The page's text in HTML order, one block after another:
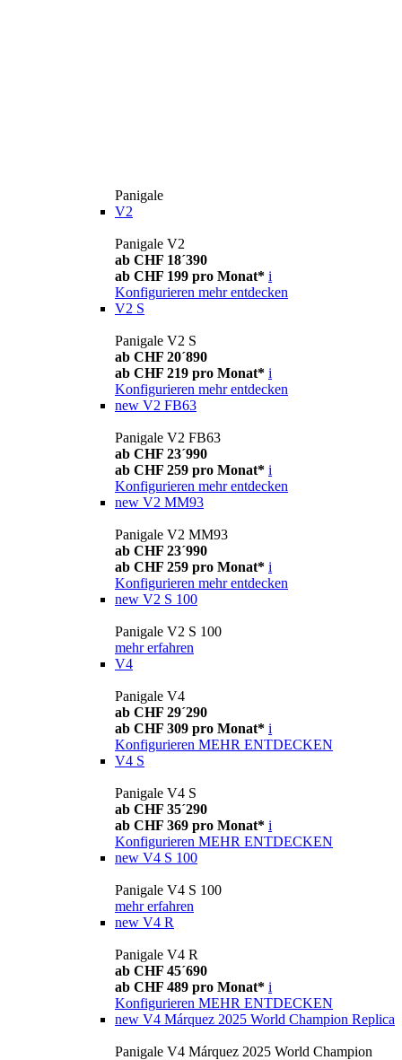
Panigale
V2
Panigale V2
ab CHF 18´390
ab CHF 199 pro Monat* i
Konfigurieren mehr entdecken
V2 S
Panigale V2 S
ab CHF 20´890
ab CHF 219 pro Monat* i
Konfigurieren mehr entdecken
new V2 FB63
Panigale V2 FB63
ab CHF 23´990
ab CHF 259 pro Monat* i
Konfigurieren mehr entdecken
new V2 MM93
Panigale V2 MM93
ab CHF 23´990
ab CHF 259 pro Monat* i
Konfigurieren mehr entdecken
new V2 S 100
Panigale V2 S 100
mehr erfahren
V4
Panigale V4
ab CHF 29´290
ab CHF 309 pro Monat* i
Konfigurieren MEHR ENTDECKEN
V4 S
Panigale V4 S
ab CHF 35´290
ab CHF 369 pro Monat* i
Konfigurieren MEHR ENTDECKEN
new V4 S 100
Panigale V4 S 100
mehr erfahren
new V4 R
Panigale V4 R
ab CHF 45´690
ab CHF 489 pro Monat* i
Konfigurieren MEHR ENTDECKEN
new V4 Márquez 2025 World Champion Replica
Panigale V4 Márquez 2025 World Champion